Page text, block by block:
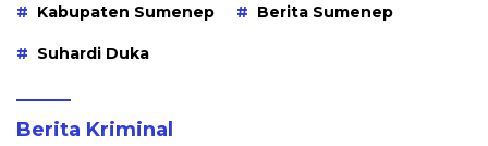
Kabupaten Sumenep Berita Sumenep
Suhardi Duka
Berita Kriminal